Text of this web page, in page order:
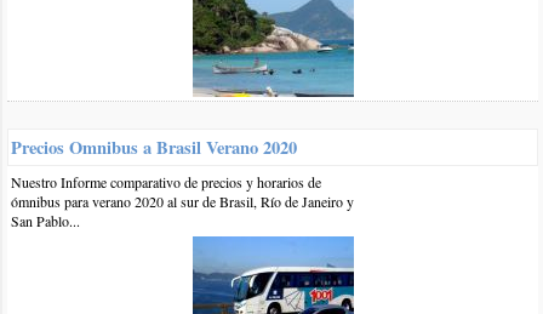
Hola buenas tarde yo kisiera saber cuanto me sale el pasaje de
omnibus desde corrientes capital hasta torres brasil 2 adultos y 3
menores
0 11-dic-2016::por:
Hay algún micro que salga desde Santa Fe y su valor de boleto
0 2-dic-2016::por:sofia
Precios Omnibus a Brasil Verano 2020
Nuestro Informe comparativo de precios y horarios de
ómnibus para verano 2020 al sur de Brasil, Río de Janeiro y
San Pablo...